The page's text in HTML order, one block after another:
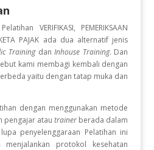
VERIFIKASI, PEMERIKSAAN
PAJAK ada dua alternatif jenis
TrainingdanInhouse Training. Dan
kami membagi kembali dengan
yaitu dengan tatap muka dan
dengan menggunakan metode
pengajar atautrainer berada dalam
penyelenggaraan Pelatihan ini
menjalankan protokol kesehatan